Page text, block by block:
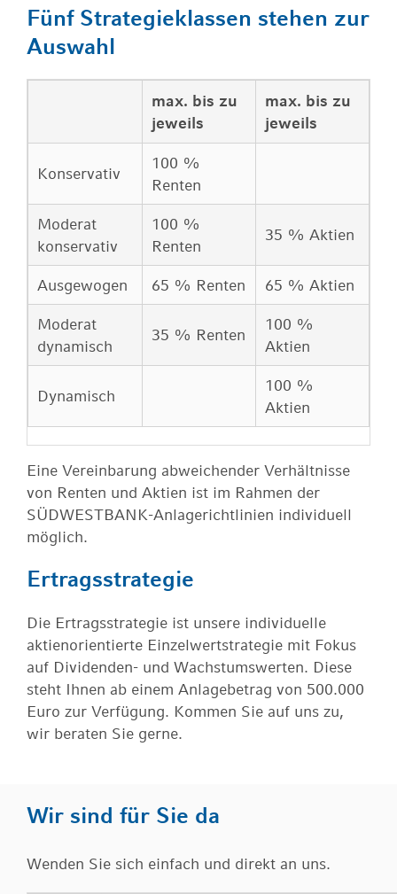
Fünf Strategieklassen stehen zur
Auswahl
max. bis zu
jeweils
max. bis zu
jeweils
Konservativ
100 %
Renten
Moderat
konservativ
100 %
Renten
35 % Aktien
Ausgewogen 65 % Renten 65 % Aktien
Moderat
dynamisch
35 % Renten
100 %
Aktien
Dynamisch
100 %
Aktien
Eine Vereinbarung abweichender Verhältnisse
von Renten und Aktien ist im Rahmen der
SÜDWESTBANK-Anlagerichtlinien individuell
möglich.
Ertragsstrategie
Die Ertragsstrategie ist unsere individuelle
aktienorientierte Einzelwertstrategie mit Fokus
auf Dividenden- und Wachstumswerten. Diese
steht Ihnen ab einem Anlagebetrag von 500.000
Euro zur Verfügung. Kommen Sie auf uns zu,
wir beraten Sie gerne.
Wir sind für Sie da
Wenden Sie sich einfach und direkt an uns.